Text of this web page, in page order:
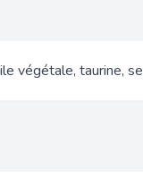
végétale, taurine,